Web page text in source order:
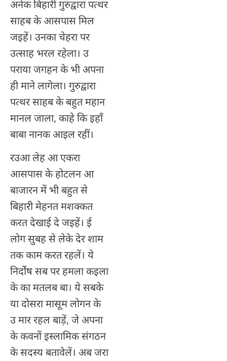
अनेक बिहारी गुरुद्वारा पत्थर
साहब के आसपास मिल
जइहें। उनका चेहरा पर
उत्साह भरल रहेला। उ
पराया जगहन के भी अपना
ही माने लागेला। गुरुद्वारा
पत्थर साहब के बहुत महान
मानल जाला, काहे कि इहाँ
बाबा नानक आइल रहीं।
रउआ लेह आ एकरा
आसपास के होटलन आ
बाजारन में भी बहुत से
बिहारी मेहनत मशक्कत
करत देखाई दे जइहें। ई
लोग सुबह से लेके देर शाम
तक काम करत रहलें। ये
निर्दोष सब पर हमला कइला
के का मतलब बा। ये सबके
या दोसरा मासूम लोगन के
उ मार रहल बाड़ें, जे अपना
के कवनों इस्लामिक संगठन
के सदस्य बतावेलें। अब जरा